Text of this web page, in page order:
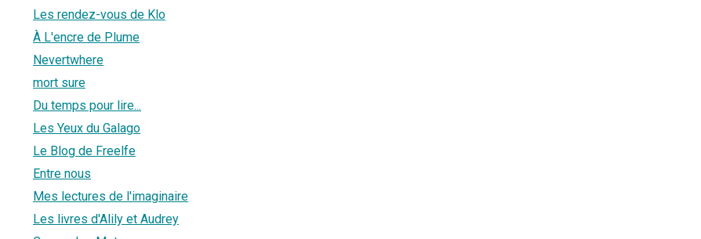
Les rendez-vous de Klo
À L'encre de Plume
Nevertwhere
mort sure
Du temps pour lire...
Les Yeux du Galago
Le Blog de Freelfe
Entre nous
Mes lectures de l'imaginaire
Les livres d'Alily et Audrey